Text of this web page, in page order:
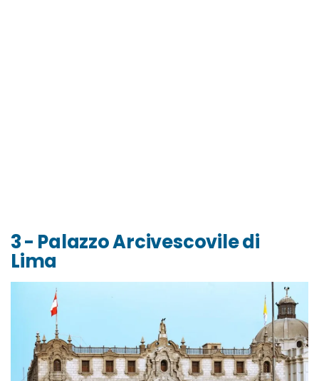
3 - Palazzo Arcivescovile di
Lima